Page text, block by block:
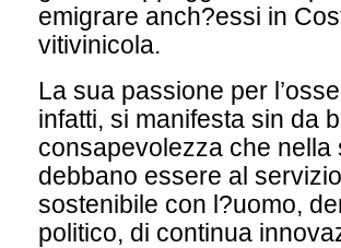
emigrare anch?essi in
vitivinicola.
La sua passione per
infatti, si manifesta sin da
consapevolezza che nella
debbano essere al
sostenibile con l?uomo,
politico, di continua